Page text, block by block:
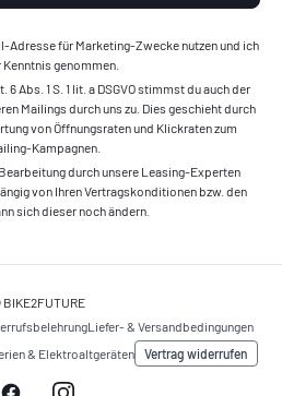
Adresse für Marketing-Zwecke nutzen und ich
genommen.
Abs. 1 S. 1 lit. a DSGVO stimmst du auch der
Mailings durch uns zu. Dies geschieht durch
von Öffnungsraten und Klickraten zum
Kampagnen.
durch unsere Leasing-Experten
von Ihren Vertragskonditionen bzw. den
sich dieser noch ändern.
Liefer- & Versandbedingungen
& Elektroaltgeräten
Vertrag widerrufen